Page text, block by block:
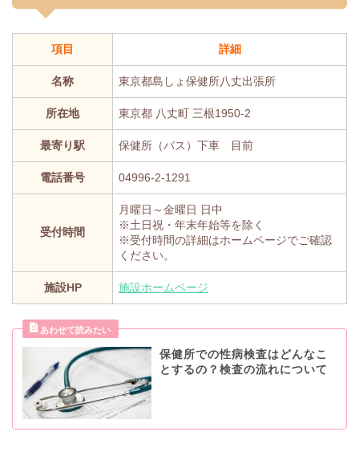
項目 詳細
名称 東京都島しょ保健所八丈出張所
所在地 東京都 八丈町 三根1950-2
最寄り駅 保健所（バス）下車 目前
電話番号 04996-2-1291
受付時間
月曜日～金曜日 日中
※土日祝・年末年始等を除く
※受付時間の詳細はホームページでご確認
ください。
施設HP 施設ホームページ
保健所での性病検査はどんなこ
とするの？検査の流れについて